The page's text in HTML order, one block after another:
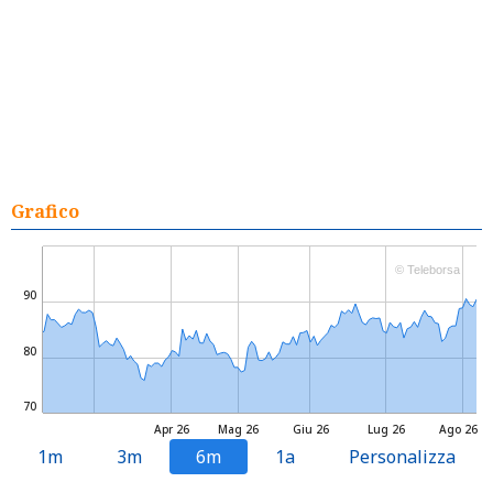
Grafico
Mag 26 Lug 26
Apr 26 Giu 26 Ago 26
70
80
90
© Teleborsa
1m 3m 6m 1a Personalizza